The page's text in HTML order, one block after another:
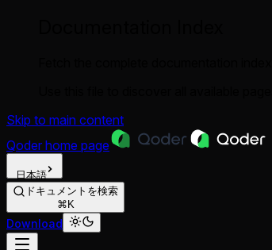
Skip to main content
Qoder home page
日本語
ドキュメントを検索
⌘K
Download